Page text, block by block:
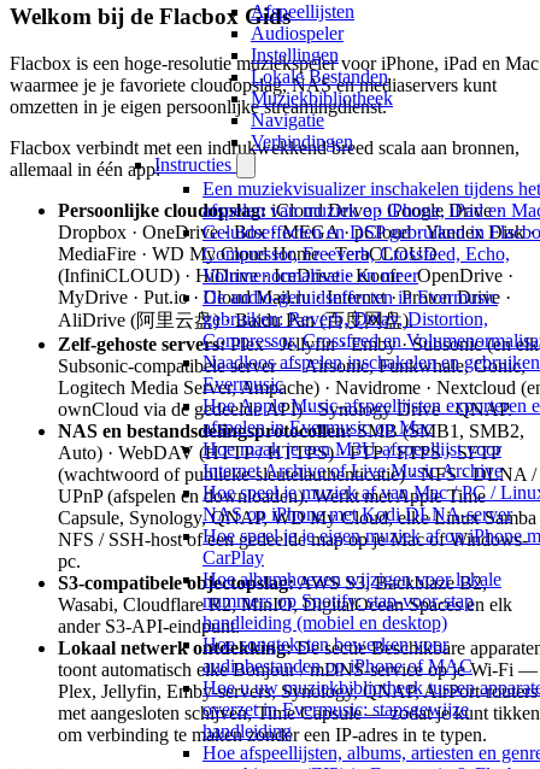
Afspeellijsten
Audiospeler
Instellingen
Lokale Bestanden
Muziekbibliotheek
Navigatie
Verbindingen
Instructies
Een muziekvisualizer inschakelen tijdens het
afspelen van muziek op iPhone, iPad en
Geluidseffecten en DSP gebruiken in
Compressor, Freeverb, Crossfeed, Echo,
Volumenormalisatie en meer
De audio-geluidseffecten in Evermusic
gebruiken: Reverb, Delay, Distortion,
Compressor, Crossfeed en
Naadloos afspelen inschakelen en
Evermusic
Hoe Apple Music-afspeellijsten exporteren
afspelen in Evermusic op Mac
Hoe maak je een M3U-afspeellijst voor
Internet Archive of Live Music Archive
Hoe speel je muziek af van Mac / PC /
NAS op iPhone met Kodi DLNA-server
Hoe speel je je eigen muziek af op iPhone
CarPlay
Hoe albumhoezen wijzigen voor lokale
nummers op Spotify: stap-voor-stap
handleiding (mobiel en desktop)
Hoe songteksten bewerken voor
audiobestanden op iPhone of MAC
Hoe u uw muziekbibliotheek tussen
overzet in Evermusic: stapsgewijze
handleiding
Hoe afspeellijsten, albums, artiesten en
Welkom bij de Flacbox Gids
Flacbox is een hoge-resolutie muziekspeler voor iPhone, iPad en Mac
waarmee je je favoriete cloudopslag, NAS en mediaservers kunt
omzetten in je eigen persoonlijke streamingdienst.
Flacbox verbindt met een indrukwekkend breed scala aan bronnen,
allemaal in één app:
Persoonlijke cloudopslag: iCloud Drive · Google Drive ·
Dropbox · OneDrive · Box · MEGA · pCloud · Yandex Disk ·
MediaFire · WD My Cloud Home · TeraCLOUD
(InfiniCLOUD) · HiDrive · IceDrive · Koofr · OpenDrive ·
MyDrive · Put.io · Cloud Mail.ru · Internxt · Proton Drive ·
AliDrive (阿里云盘) · Baidu Pan (百度网盘).
Zelf-gehoste servers:Plex · Jellyfin · Emby · Subsonic (en
Subsonic-compatibele server — Airsonic, Funkwhale, Gonic,
Logitech Media Server, Ampache) · Navidrome · Nextcloud
ownCloud via de gedeelde API) · Synology Drive · QNAP.
NAS en bestandsdelingsprotocollen:SMB (SMB1, SMB2,
Auto) · WebDAV (HTTP / HTTPS) · FTP / FTPS · SFTP
(wachtwoord of publieke-sleutelauthenticatie) · NFS · DLNA /
UPnP (afspelen en downloaden). Werkt met Apple Time
Capsule, Synology, QNAP, WD My Cloud, elke Linux Samba
NFS / SSH-host of een gedeelde map op je Mac of Windows-
pc.
S3-compatibele objectopslag:AWS S3, Backblaze B2,
Wasabi, Cloudflare R2, MinIO, DigitalOcean Spaces en elk
ander S3-API-eindpunt.
Lokaal netwerk ontdekking:De sectie Beschikbare
toont automatisch elke Bonjour / mDNS-service op je Wi-Fi —
Plex, Jellyfin, Emby-servers, Synology, QNAP, AirPort-routers
met aangesloten schijven, Time Capsule — zodat je kunt tikken
om verbinding te maken zonder een IP-adres in te typen.